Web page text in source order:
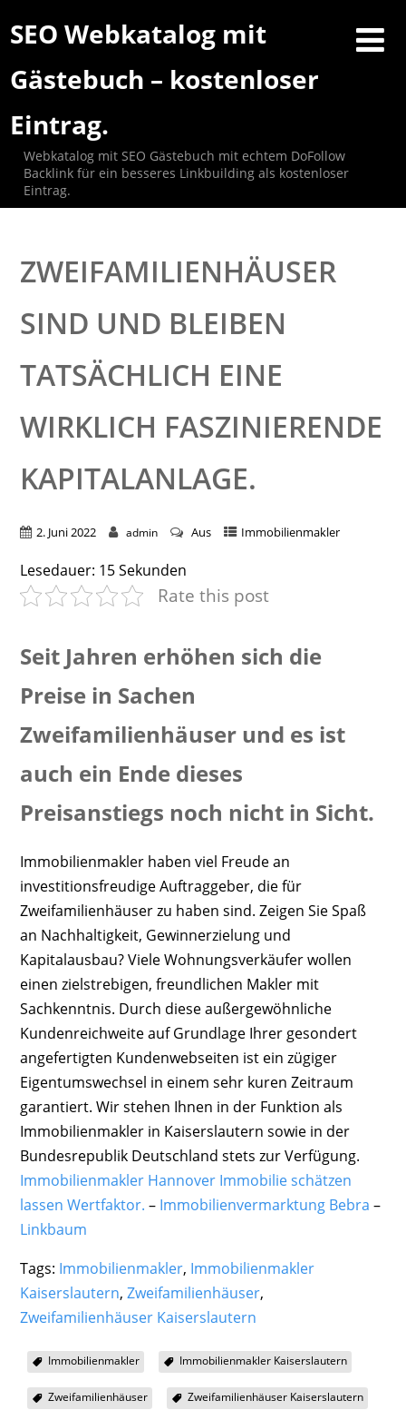
SEO Webkatalog mit
Gästebuch – kostenloser
Eintrag.
Webkatalog mit SEO Gästebuch mit echtem DoFollow
Backlink für ein besseres Linkbuilding als kostenloser
Eintrag.
ZWEIFAMILIENHÄUSER
SIND UND BLEIBEN
TATSÄCHLICH EINE
WIRKLICH FASZINIERENDE
KAPITALANLAGE.
2. Juni 2022 admin Aus Immobilienmakler
Lesedauer: 15Sekunden
Rate this post
Seit Jahren erhöhen sich die
Preise in Sachen
Zweifamilienhäuser und es ist
auch ein Ende dieses
Preisanstiegs noch nicht in Sicht.
Immobilienmakler haben viel Freude an
investitionsfreudige Auftraggeber, die für
Zweifamilienhäuser zu haben sind. Zeigen Sie Spaß
an Nachhaltigkeit, Gewinnerzielung und
Kapitalausbau? Viele Wohnungsverkäufer wollen
einen zielstrebigen, freundlichen Makler mit
Sachkenntnis. Durch diese außergewöhnliche
Kundenreichweite auf Grundlage Ihrer gesondert
angefertigten Kundenwebseiten ist ein zügiger
Eigentumswechsel in einem sehr kuren Zeitraum
garantiert. Wir stehen Ihnen in der Funktion als
Immobilienmakler in Kaiserslautern sowie in der
Bundesrepublik Deutschland stets zur Verfügung.
Immobilienmakler Hannover Immobilie schätzen
lassen Wertfaktor. – Immobilienvermarktung Bebra –
Linkbaum
Tags: Immobilienmakler, Immobilienmakler
Kaiserslautern, Zweifamilienhäuser,
Zweifamilienhäuser Kaiserslautern
Immobilienmakler Immobilienmakler Kaiserslautern
Zweifamilienhäuser Zweifamilienhäuser Kaiserslautern